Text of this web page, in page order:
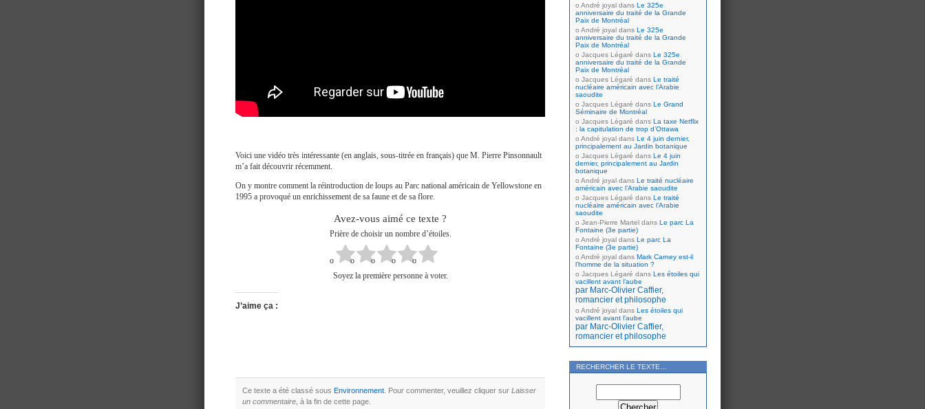
Voici une vidéo très intéressante (en anglais, sous-titrée en français) que M. Pierre Pinsonnault
m’a fait découvrir récemment.
On y montre comment la réintroduction de loups au Parc national américain de Yellowstone en
1995 a provoqué un enrichissement de sa faune et de sa flore.
Avez-vous aimé ce texte ?
Prière de choisir un nombre d’étoiles.
Soyez la première personne à voter.
J’aime ça :
Ce texte a été classé sous Environnement . Pour commenter, veuillez cliquer sur Laisser
un commentaire , à la fin de cette page.
André joyal dans Le 325e
anniversaire du traité de la Grande
Paix de Montréal
André joyal dans Le 325e
anniversaire du traité de la Grande
Paix de Montréal
Jacques Légaré dans Le 325e
anniversaire du traité de la Grande
Paix de Montréal
Jacques Légaré dans Le traité
nucléaire américain avec l’Arabie
saoudite
Jacques Légaré dans Le Grand
Séminaire de Montréal
Jacques Légaré dans La taxe Netflix
: la capitulation de trop d’Ottawa
André joyal dans Le 4 juin dernier,
principalement au Jardin botanique
Jacques Légaré dans Le 4 juin
dernier, principalement au Jardin
botanique
André joyal dans Le traité nucléaire
américain avec l’Arabie saoudite
Jacques Légaré dans Le traité
nucléaire américain avec l’Arabie
saoudite
Jean-Pierre Martel dans Le parc La
Fontaine (3e partie)
André joyal dans Le parc La
Fontaine (3e partie)
André joyal dans Mark Carney est-il
l’homme de la situation ?
Jacques Légaré dans Les étoiles qui
vacillent avant l’aube
par Marc-Olivier Caffier,
romancier et philosophe
André joyal dans Les étoiles qui
vacillent avant l’aube
par Marc-Olivier Caffier,
romancier et philosophe
RECHERCHER LE TEXTE…